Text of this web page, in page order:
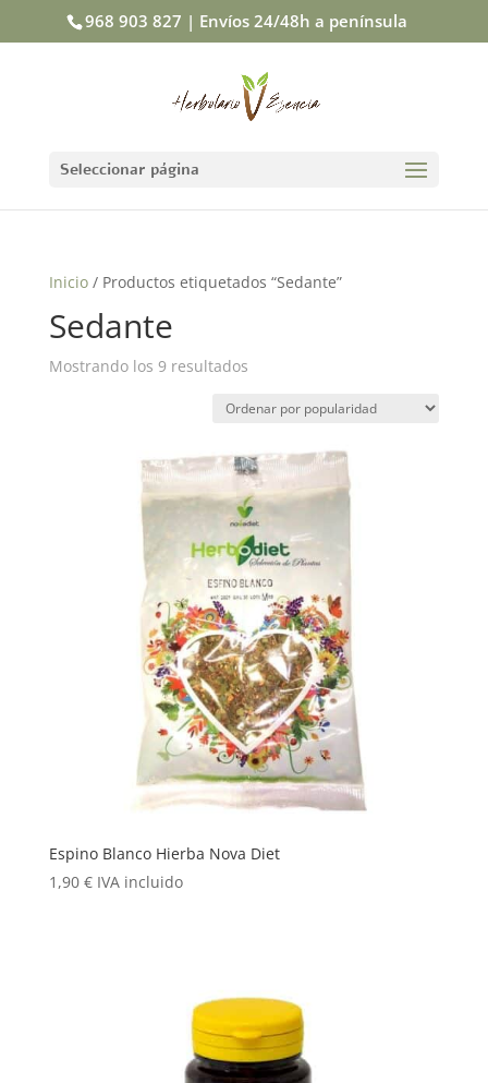
968 903 827 | Envíos 24/48h a península
Seleccionar página
Inicio/ Productos etiquetados “Sedante”
Sedante
Mostrando los 9 resultados
Espino Blanco Hierba Nova Diet
1,90 € IVA incluido